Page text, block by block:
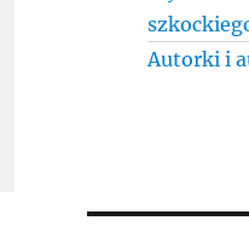
Autorki i